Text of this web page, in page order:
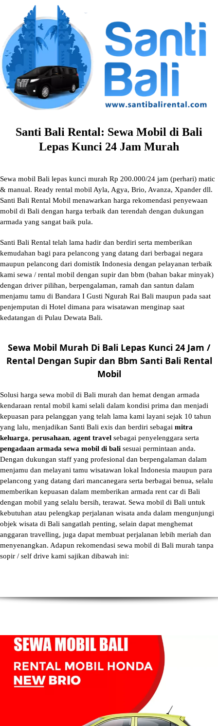
content
Santi Bali Rental: Sewa Mobil di Bali
Lepas Kunci 24 Jam Murah
Sewa mobil Bali lepas kunci murah Rp 200.000/24 jam (perhari) matic
& manual. Ready rental mobil Ayla, Agya, Brio, Avanza, Xpander dll.
Santi Bali Rental Mobil menawarkan harga rekomendasi penyewaan
mobil di Bali dengan harga terbaik dan terendah dengan dukungan
armada yang sangat baik pula.
Santi Bali Rental telah lama hadir dan berdiri serta memberikan
kemudahan bagi para pelancong yang datang dari berbagai negara
maupun pelancong dari domistik Indonesia dengan pelayanan terbaik
kami sewa / rental mobil dengan supir dan bbm (bahan bakar minyak)
dengan driver pilihan, berpengalaman, ramah dan santun dalam
menjamu tamu di Bandara I Gusti Ngurah Rai Bali maupun pada saat
penjemputan di Hotel dimana para wisatawan menginap saat
kedatangan di Pulau Dewata Bali.
Sewa Mobil Murah Di Bali Lepas Kunci 24 Jam /
Rental Dengan Supir dan Bbm Santi Bali Rental
Mobil
Solusi harga sewa mobil di Bali murah dan hemat dengan armada
kendaraan rental mobil kami selali dalam kondisi prima dan menjadi
kepuasan para pelanggan yang telah lama kami layani sejak 10 tahun
yang lalu, menjadikan Santi Bali exis dan berdiri sebagai mitra
keluarga, perusahaan, agent travel sebagai penyelenggara serta
pengadaan armada sewa mobil di bali sesuai permintaan anda.
Dengan dukungan staff yang profesional dan berpengalaman dalam
menjamu dan melayani tamu wisatawan lokal Indonesia maupun para
pelancong yang datang dari mancanegara serta berbagai benua, selalu
memberikan kepuasan dalam memberikan armada rent car di Bali
dengan mobil yang selalu bersih, terawat. Sewa mobil di Bali untuk
kebutuhan atau pelengkap perjalanan wisata anda dalam mengunjungi
objek wisata di Bali sangatlah penting, selain dapat menghemat
anggaran travelling, juga dapat membuat perjalanan lebih meriah dan
menyenangkan. Adapun rekomendasi sewa mobil di Bali murah tanpa
sopir / self drive kami sajikan dibawah ini: